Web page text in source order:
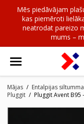
Mēs piedāvājam
kas piemēroti
neatrodat pareizo
mums –
Mājas
Entalpijas
Pluggit
Pluggit Avent B95